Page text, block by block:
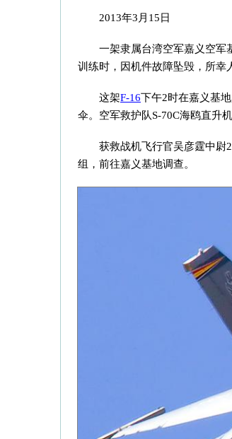
2013年3月15日
一架隶属台湾空军嘉义空军
训练时，因机件故障坠毁，所幸
这架F-16下午2时在嘉义基
伞。 空军救护队S-70C海鸥直升
获救战机飞行官吴彦霆中尉
组，前往嘉义基地调查。